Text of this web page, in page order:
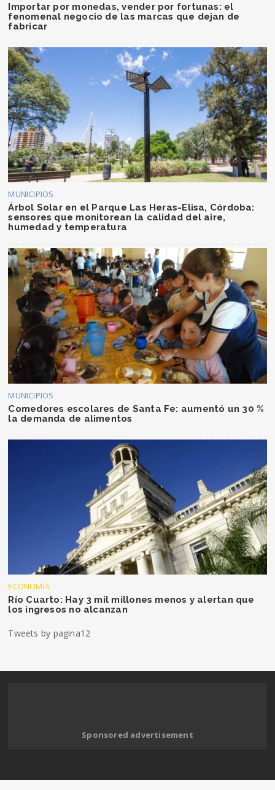
Importar por monedas, vender por fortunas: el
fenomenal negocio de las marcas que dejan de
fabricar
MUNICIPIOS
Árbol Solar en el Parque Las Heras-Elisa, Córdoba:
sensores que monitorean la calidad del aire,
humedad y temperatura
MUNICIPIOS
Comedores escolares de Santa Fe: aumentó un 30 %
la demanda de alimentos
ECONOMÍA
Río Cuarto: Hay 3 mil millones menos y alertan que
los ingresos no alcanzan
Tweets by pagina12
Sponsored advertisement